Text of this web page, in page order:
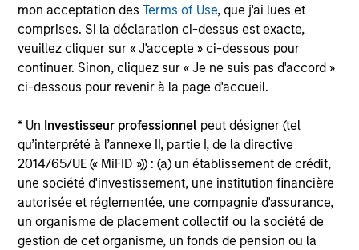
mon acceptation desTerms of Use, que j'ai lues et
comprises. Si la déclaration ci-dessus est exacte,
veuillez cliquer sur « J'accepte » ci-dessous pour
continuer. Sinon, cliquez sur « Je ne suis pas d'accord »
ci-dessous pour revenir à la page d'accueil.
* Un Investisseur professionnel peut désigner (tel
qu’interprété à l’annexe II, partie I, de la directive
2014/65/UE (« MiFID »)) : (a) un établissement de crédit,
une société d'investissement, une institution financière
autorisée et réglementée, une compagnie d'assurance,
un organisme de placement collectif ou la société de
gestion de cet organisme, un fonds de pension ou la
Investment Approach
For international equity investing, we believe that
applying a global macro framework to evaluate the
return potential of countries, sectors, and industries
and themes combined with fundamental stock
selection, is the best way to generate long-term
capital appreciation over a market cycle.